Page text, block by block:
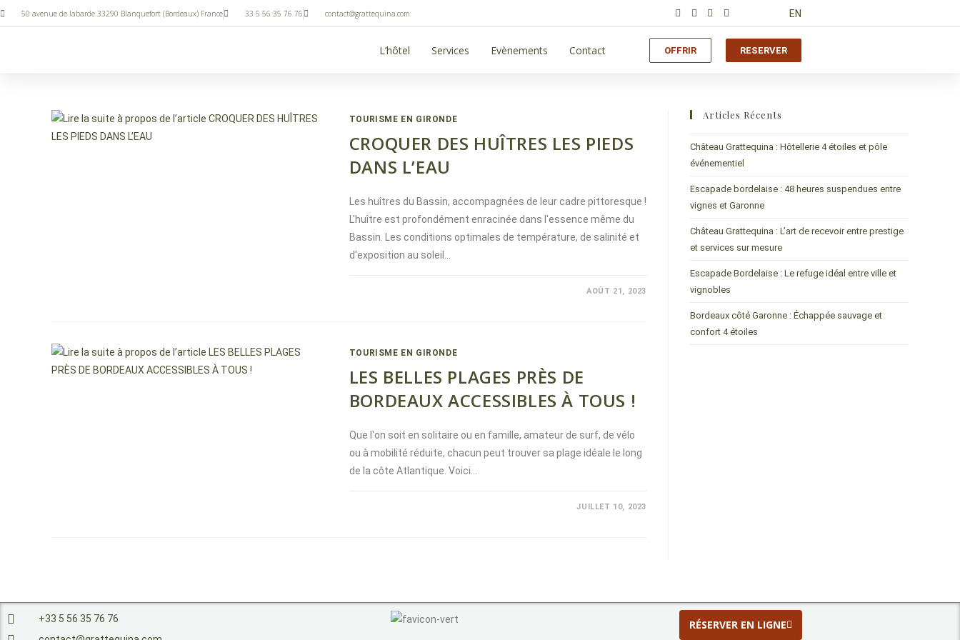
50 avenue de labarde 33290 Blanquefort (Bordeaux) France 33 5 56 35 76 76 contact@grattequina.com EN
L’hôtel Services Evènements Contact OFFRIR RESERVER
TOURISME EN GIRONDE
CROQUER DES HUÎTRES LES PIEDS
DANS L’EAU
Les huîtres du Bassin, accompagnées de leur cadre pittoresque !
L'huître est profondément enracinée dans l'essence même du
Bassin. Les conditions optimales de température, de salinité et
d'exposition au soleil…
AOÛT 21, 2023
TOURISME EN GIRONDE
LES BELLES PLAGES PRÈS DE
BORDEAUX ACCESSIBLES À TOUS !
Que l'on soit en solitaire ou en famille, amateur de surf, de vélo
ou à mobilité réduite, chacun peut trouver sa plage idéale le long
de la côte Atlantique. Voici…
JUILLET 10, 2023
Articles Récents
Château Grattequina : Hôtellerie 4 étoiles et pôle
événementiel
Escapade bordelaise : 48 heures suspendues entre
vignes et Garonne
Château Grattequina : L’art de recevoir entre prestige
et services sur mesure
Escapade Bordelaise : Le refuge idéal entre ville et
vignobles
Bordeaux côté Garonne : Échappée sauvage et
confort 4 étoiles
+33 5 56 35 76 76
RÉSERVER EN LIGNE